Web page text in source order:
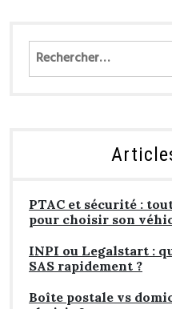
Rechercher :
PTAC et sécurité :
pour choisir son
INPI ou Legalstart :
SAS rapidement ?
Boîte postale vs